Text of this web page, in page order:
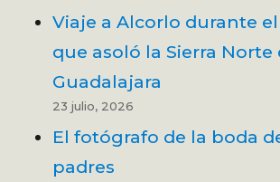
Viaje a Alcorlo durante
que asoló la Sierra Norte
Guadalajara
23 julio, 2026
El fotógrafo de la boda
padres